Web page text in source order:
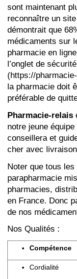
sont maintenant
reconnaître un
démontrait que
médicaments sur
pharmacie en
l’onglet de
(https://
la pharmacie doit
préférable de
Pharmacie-relais
notre jeune
conseillera et
cher avec
Noter que tous
parapharmacie
pharmacies,
en France. Donc
de nos
Nos Qualités :
Compétence
Cordialité